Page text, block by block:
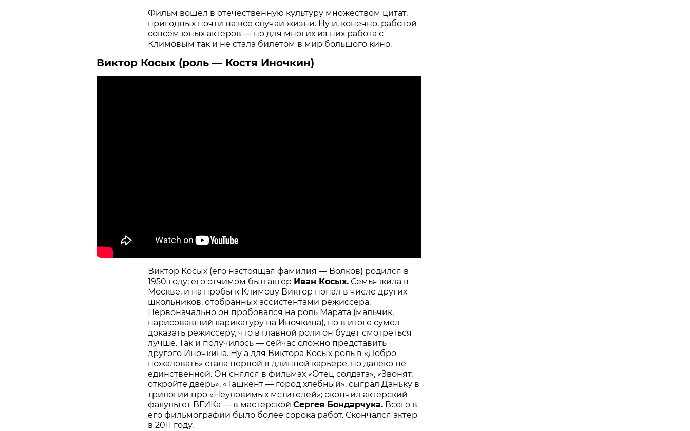
Фильм вошел в отечественную культуру множеством цитат,
пригодных почти на все случаи жизни. Ну и, конечно, работой
совсем юных актеров — но для многих из них работа с
Климовым так и не стала билетом в мир большого кино.
Виктор Косых (роль — Костя Иночкин)
Виктор Косых (его настоящая фамилия — Волков) родился в
1950 году; его отчимом был актер Иван Косых. Семья жила в
Москве, и на пробы к Климову Виктор попал в числе других
школьников, отобранных ассистентами режиссера.
Первоначально он пробовался на роль Марата (мальчик,
нарисовавший карикатуру на Иночкина), но в итоге сумел
доказать режиссеру, что в главной роли он будет смотреться
лучше. Так и получилось — сейчас сложно представить
другого Иночкина. Ну а для Виктора Косых роль в «Добро
пожаловать» стала первой в длинной карьере, но далеко не
единственной. Он снялся в фильмах «Отец солдата», «Звонят,
откройте дверь», «Ташкент — город хлебный», сыграл Даньку в
трилогии про «Неуловимых мстителей»; окончил актерский
факультет ВГИКа — в мастерской Сергея Бондарчука. Всего в
его фильмографии было более сорока работ. Скончался актер
в 2011 году.